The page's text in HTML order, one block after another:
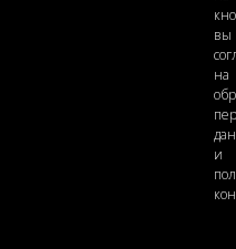
вы
на
и